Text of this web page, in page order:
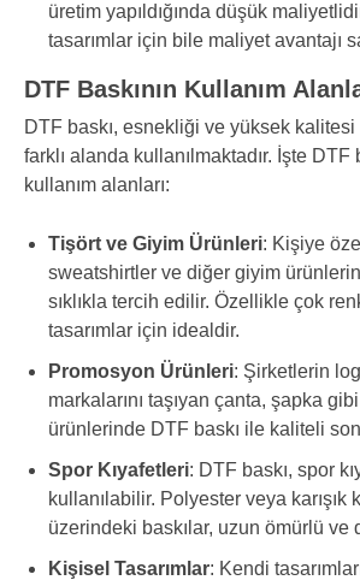
üretim yapıldığında düşük
tasarımlar için bile maliyet avantajı
DTF Baskının Kullanım
DTF baskı, esnekliği ve yüksek
farklı alanda kullanılmaktadır. İşte DTF
kullanım alanları:
Tişört ve Giyim Ürünleri: Kişiye
sweatshirtler ve diğer giyim
sıklıkla tercih edilir. Özellikle çok
tasarımlar için idealdir.
Promosyon Ürünleri: Şirketlerin
markalarını taşıyan çanta, şapka
ürünlerinde DTF baskı ile kaliteli
Spor Kıyafetleri: DTF baskı, spor
kullanılabilir. Polyester veya karışık
üzerindeki baskılar, uzun ömürlü ve
Kişisel Tasarımlar: Kendi